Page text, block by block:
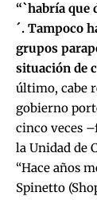
“`habría que
´. Tampoco
grupos
situación de
último, cabe
gobierno
cinco veces
la Unidad de
“Hace años
Spinetto